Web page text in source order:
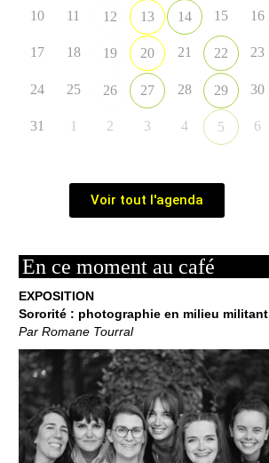
10 11 12 13 14 15 16
17 18 19 20 21 22 23
24 25 26 27 28 29 30
31 1 2 3 4 5 6
Voir tout l'agenda
En ce moment au café
EXPOSITION
Sororité : photographie en milieu militant
Par Romane Tourral